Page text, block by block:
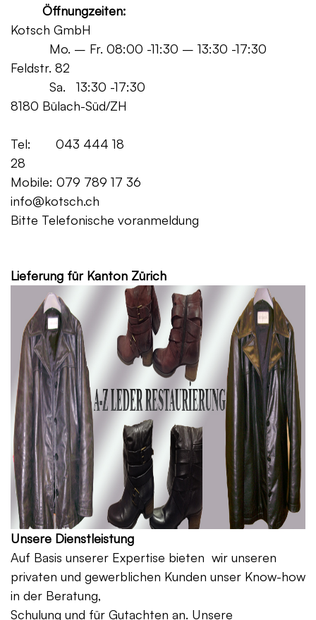
Öffnungzeiten:
Kotsch GmbH
Mo. – Fr. 08:00 -11:30 – 13:30 -17:30
Feldstr. 82
Sa. 13:30 -17:30
8180 Bülach-Süd/ZH
Tel: 043 444 18
28
Mobile: 079 789 17 36
info@kotsch.ch
Bitte Telefonische voranmeldung
Lieferung für Kanton Zürich
Unsere Dienstleistung
Auf Basis unserer Expertise bieten wir unseren
privaten und gewerblichen Kunden unser Know-how
in der Beratung,
Schulung und für Gutachten an. Unsere